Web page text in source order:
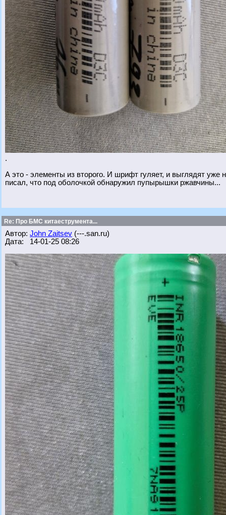
.
А это - элементы из второго. И шрифт гуляет, и выглядят уже
писал, что под оболочкой обнаружил пупырышки ржавчины...
Re: Про БМС китаеструмента...
Автор: John Zaitsev (---.san.ru)
Дата: 14-01-25 08:26